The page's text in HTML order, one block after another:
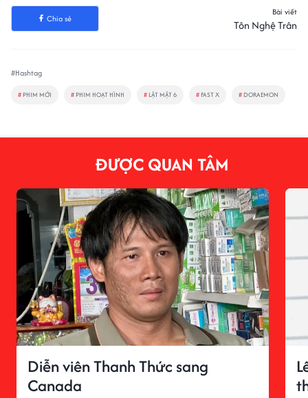
Chia sẻ
Bài viết
Tôn Nghệ Trân
#Hashtag
# PHIM MỚI # PHIM HOẠT HÌNH # LẬT MẶT 6 # FAST X # DORAEMON
ĐƯỢC QUAN TÂM
Diễn viên Thanh Thức sang
Canada